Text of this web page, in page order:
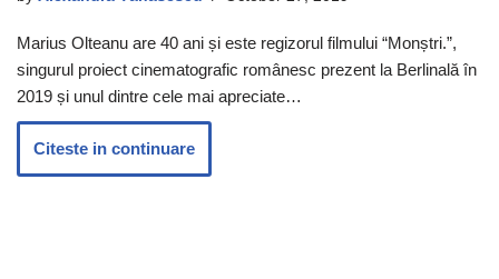
Marius Olteanu are 40 ani și este regizorul filmului “Monștri.”,
singurul proiect cinematografic românesc prezent la Berlinală în
2019 și unul dintre cele mai apreciate…
Citeste in continuare